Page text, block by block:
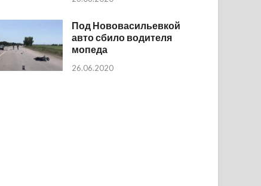
Под Нововасильевкой
авто сбило водителя
мопеда
26.06.2020